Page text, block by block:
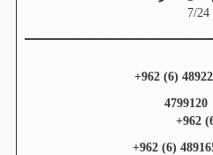
7/24